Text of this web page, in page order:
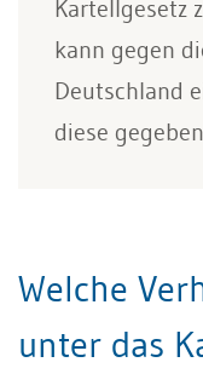
Kartellgesetz
kann gegen
Deutschland
diese
Welche
unter das